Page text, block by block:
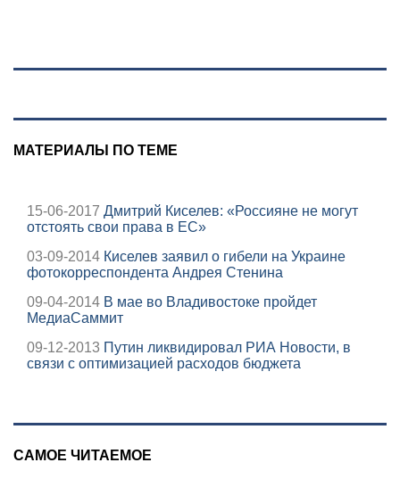
Wildberries,
МАТЕРИАЛЫ ПО ТЕМЕ
15-06-2017 Дмитрий Киселев: «Россияне не могут
отстоять свои права в ЕС»
03-09-2014 Киселев заявил о гибели на Украине
фотокорреспондента Андрея Стенина
09-04-2014 В мае во Владивостоке пройдет
МедиаСаммит
09-12-2013 Путин ликвидировал РИА Новости, в
связи с оптимизацией расходов бюджета
САМОЕ ЧИТАЕМОЕ